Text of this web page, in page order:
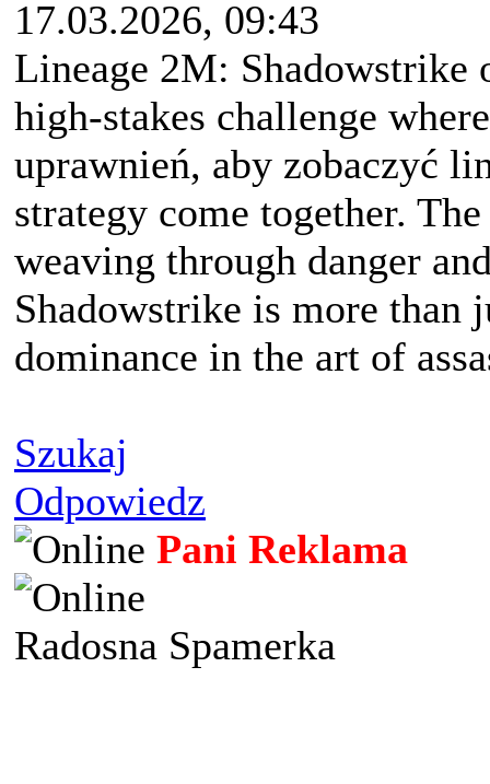
17.03.2026, 09:43
Lineage 2M: Shadowstrike
high-stakes challenge
uprawnień, aby zobaczyć
strategy come together.
weaving through danger
Shadowstrike is more
dominance in the art of
Szukaj
Odpowiedz
Pani Reklama
Radosna Spamerka